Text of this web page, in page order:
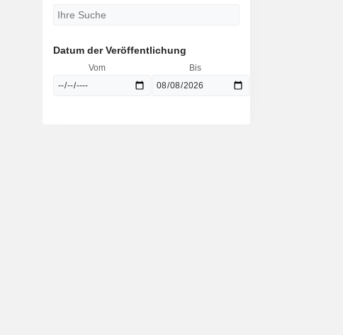
Datum der Veröffentlichung
Vom Bis